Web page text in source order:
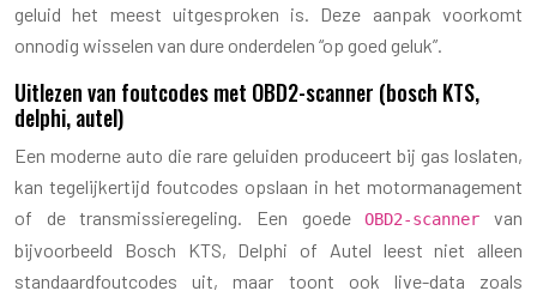
geluid het meest uitgesproken is. Deze aanpak voorkomt
onnodig wisselen van dure onderdelen “op goed geluk”.
Uitlezen van foutcodes met OBD2-scanner (bosch KTS,
delphi, autel)
Een moderne auto die rare geluiden produceert bij gas loslaten,
kan tegelijkertijd foutcodes opslaan in het motormanagement
of de transmissieregeling. Een goedeOBD2-scanner
van
bijvoorbeeld Bosch KTS, Delphi of Autel leest niet alleen
standaardfoutcodes uit, maar toont ook live-data zoals